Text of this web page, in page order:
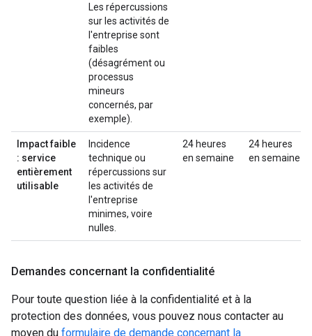
Les répercussions
sur les activités de
l'entreprise sont
faibles
(désagrément ou
processus
mineurs
concernés, par
exemple).
Impact faible
: service
entièrement
utilisable
Incidence
technique ou
répercussions sur
les activités de
l'entreprise
minimes, voire
nulles.
24 heures
en semaine
24 heures
en semaine
Demandes concernant la confidentialité
Pour toute question liée à la confidentialité et à la
protection des données, vous pouvez nous contacter au
moyen du formulaire de demande concernant la